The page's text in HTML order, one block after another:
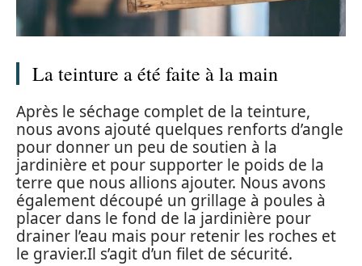
La teinture a été faite à la main
Après le séchage complet de la teinture,
nous avons ajouté quelques renforts d’angle
pour donner un peu de soutien à la
jardinière et pour supporter le poids de la
terre que nous allions ajouter. Nous avons
également découpé un grillage à poules à
placer dans le fond de la jardinière pour
drainer l’eau mais pour retenir les roches et
le gravier.Il s’agit d’un filet de sécurité.